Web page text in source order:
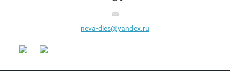
neva-dies@yandex.ru